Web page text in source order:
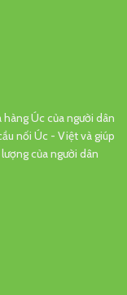
Úc của người dân
nối Úc - Việt và giúp
của người dân